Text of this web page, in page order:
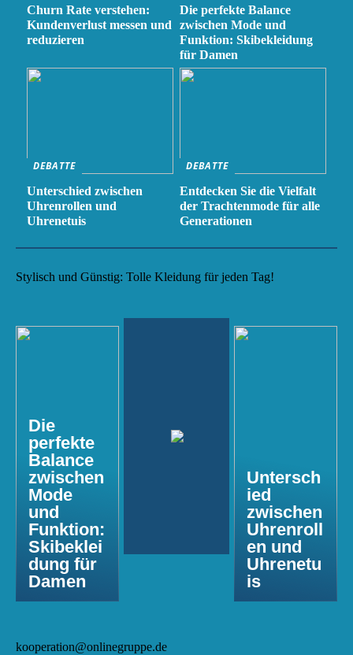
Churn Rate verstehen:
Kundenverlust messen und
reduzieren
Die perfekte Balance
zwischen Mode und
Funktion: Skibekleidung
für Damen
DEBATTE
Unterschied zwischen
Uhrenrollen und
Uhrenetuis
DEBATTE
Entdecken Sie die Vielfalt
der Trachtenmode für alle
Generationen
Stylisch und Günstig: Tolle Kleidung für jeden Tag!
Die
perfekte
Balance
zwischen
Mode
und
Funktion:
Skibeklei
dung für
Damen
Untersch
ied
zwischen
Uhrenroll
en und
Uhrenetu
is
kooperation@onlinegruppe.de